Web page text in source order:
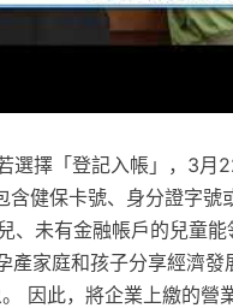
擇「登記入帳」，3月
健保卡號、身分證字號
、未有金融帳戶的兒童
家庭和孩子分享經濟
因此，將企業上繳的營